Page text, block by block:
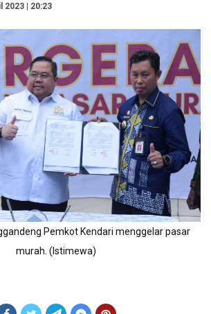
2023 | 20:23
Pemkot Kendari menggelar pasar
murah. (Istimewa)